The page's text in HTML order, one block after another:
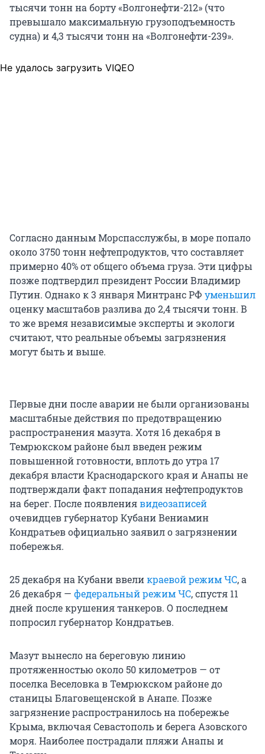
тысячи тонн на борту «Волгонефти-212» (что
превышало максимальную грузоподъемность
судна) и 4,3 тысячи тонн на «Волгонефти-239».
Не удалось загрузить VIQEO
Согласно данным Морспасслужбы, в море попало
около 3750 тонн нефтепродуктов, что составляет
примерно 40% от общего объема груза. Эти цифры
позже подтвердил президент России Владимир
Путин. Однако к 3 января Минтранс РФ уменьшил
оценку масштабов разлива до 2,4 тысячи тонн. В
то же время независимые эксперты и экологи
считают, что реальные объемы загрязнения
могут быть и выше.
Первые дни после аварии не были организованы
масштабные действия по предотвращению
распространения мазута. Хотя 16 декабря в
Темрюкском районе был введен режим
повышенной готовности, вплоть до утра 17
декабря власти Краснодарского края и Анапы не
подтверждали факт попадания нефтепродуктов
на берег. После появлениявидеозаписей
очевидцев губернатор Кубани Вениамин
Кондратьев официально заявил о загрязнении
побережья.
25 декабря на Кубани ввеликраевой режим ЧС, а
26 декабря — федеральный режим ЧС, спустя 11
дней после крушения танкеров. О последнем
попросил губернатор Кондратьев.
Мазут вынесло на береговую линию
протяженностью около 50 километров — от
поселка Веселовка в Темрюкском районе до
станицы Благовещенской в Анапе. Позже
загрязнение распространилось на побережье
Крыма, включая Севастополь и берега Азовского
моря. Наиболее пострадали пляжи Анапы и